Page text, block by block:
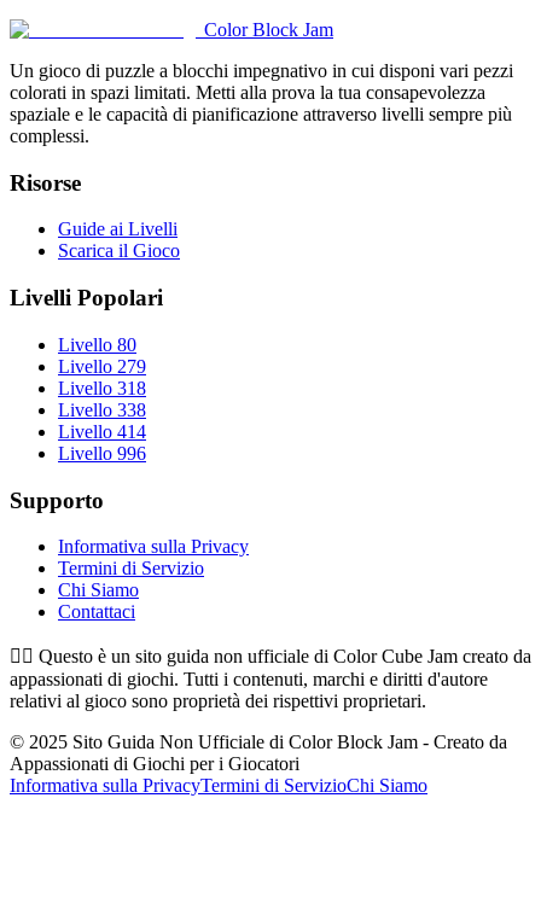
Color Block Jam
Un gioco di puzzle a blocchi impegnativo in cui disponi vari pezzi
colorati in spazi limitati. Metti alla prova la tua consapevolezza
spaziale e le capacità di pianificazione attraverso livelli sempre più
complessi.
Risorse
Guide ai Livelli
Scarica il Gioco
Livelli Popolari
Livello 80
Livello 279
Livello 318
Livello 338
Livello 414
Livello 996
Supporto
Informativa sulla Privacy
Termini di Servizio
Chi Siamo
Contattaci
👉🏻 Questo è un sito guida non ufficiale di Color Cube Jam creato da
appassionati di giochi. Tutti i contenuti, marchi e diritti d'autore
relativi al gioco sono proprietà dei rispettivi proprietari.
© 2025 Sito Guida Non Ufficiale di Color Block Jam - Creato da
Appassionati di Giochi per i Giocatori
Informativa sulla PrivacyTermini di ServizioChi Siamo